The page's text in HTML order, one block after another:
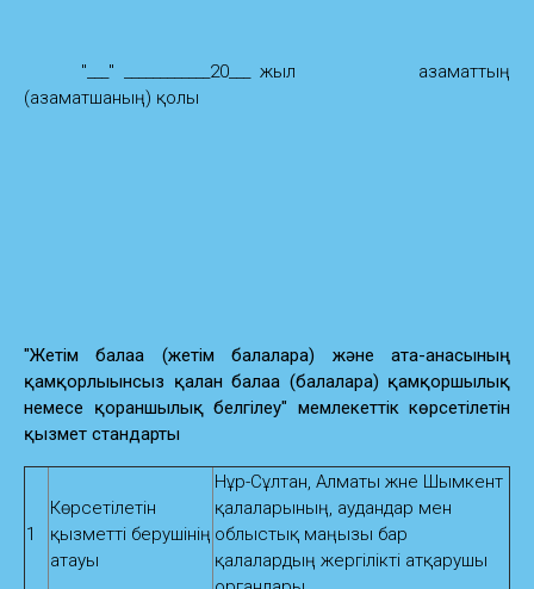
"___" ____________20___ жыл азаматтың
(азаматшаның) қолы
"Жетім балаға (жетім балаларға) және ата-анасының
қамқорлығынсыз қалған балаға (балаларға) қамқоршылық
немесе қорғаншылық белгілеу" мемлекеттік көрсетілетін
қызмет стандарты
1
Көрсетілетін
қызметті берушінің
атауы
Нұр-Сұлтан, Алматы және Шымкент
қалаларының, аудандар мен
облыстық маңызы бар
қалалардың жергілікті атқарушы